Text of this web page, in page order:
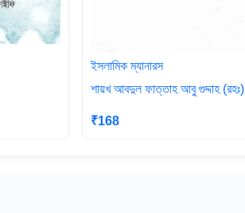
ইসলামিক ম্যানারস
শায়খ আবদুল ফাত্তাহ আবু গুদ্দাহ (রহঃ)
₹168